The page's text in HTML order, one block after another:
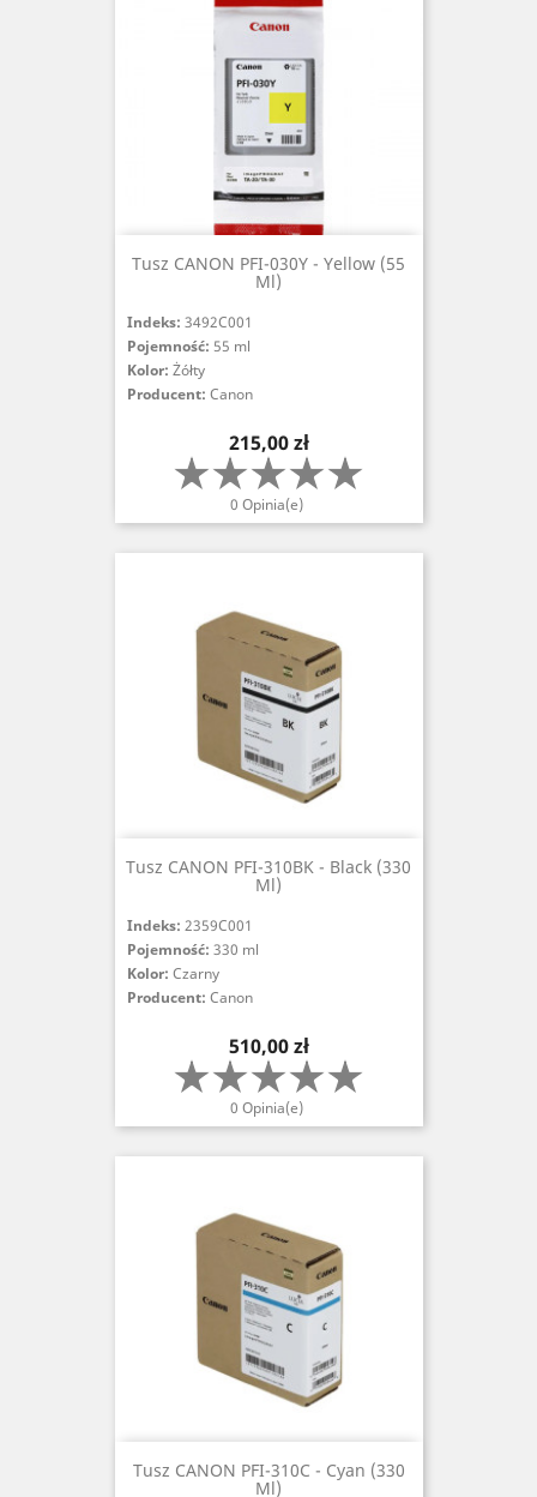
Tusz CANON PFI-030Y - Yellow (55
Ml)
Indeks: 3492C001
Pojemność: 55 ml
Kolor: Żółty
Producent: Canon
Cena
215,00 zł
0 Opinia(e)
Tusz CANON PFI-310BK - Black (330
Ml)
Indeks: 2359C001
Pojemność: 330 ml
Kolor: Czarny
Producent: Canon
Cena
510,00 zł
0 Opinia(e)
Tusz CANON PFI-310C - Cyan (330
Ml)